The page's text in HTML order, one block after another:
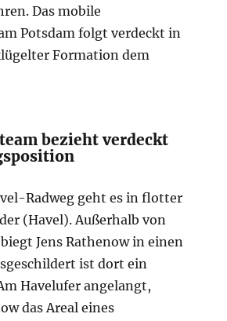
Das mobile
Potsdam folgt verdeckt in
Formation dem
bezieht verdeckt
Radweg geht es in flotter
(Havel). Außerhalb von
Jens Rathenow in einen
ist dort ein
Havelufer angelangt,
das Areal eines